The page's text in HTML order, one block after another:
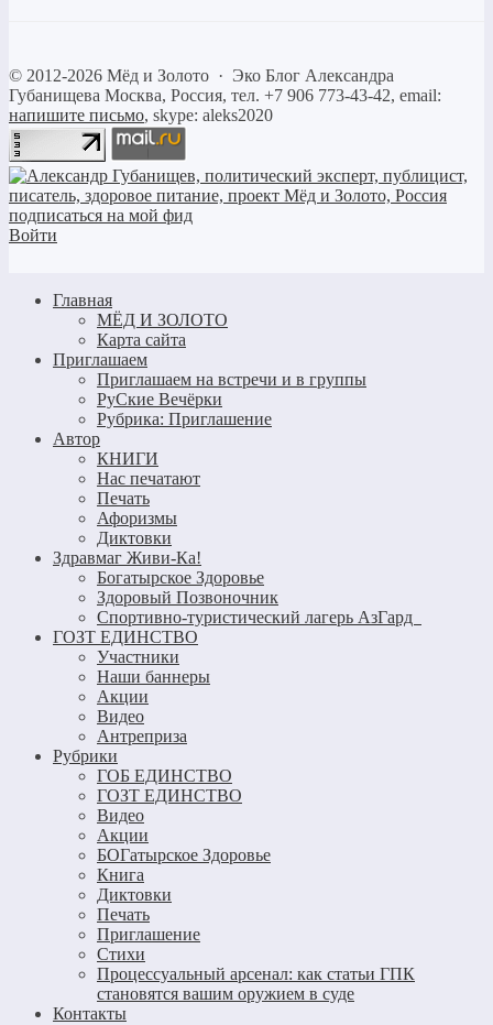
© 2012-2026 Мёд и Золото · Эко Блог Александра
Губанищева Москва, Россия, тел. +7 906 773-43-42, email:
напишите письмо, skype: aleks2020
Войти
Главная
МЁД И ЗОЛОТО
Карта сайта
Приглашаем
Приглашаем на встречи и в группы
РуСкие Вечёрки
Рубрика: Приглашение
Автор
КНИГИ
Нас печатают
Печать
Афоризмы
Диктовки
Здравмаг Живи-Ка!
Богатырское Здоровье
Здоровый Позвоночник
Спортивно-туристический лагерь АзГард
ГОЗТ ЕДИНСТВО
Участники
Наши баннеры
Акции
Видео
Антреприза
Рубрики
ГОБ ЕДИНСТВО
ГОЗТ ЕДИНСТВО
Видео
Акции
БОГатырское Здоровье
Книга
Диктовки
Печать
Приглашение
Стихи
Процессуальный арсенал: как статьи ГПК
становятся вашим оружием в суде
Контакты